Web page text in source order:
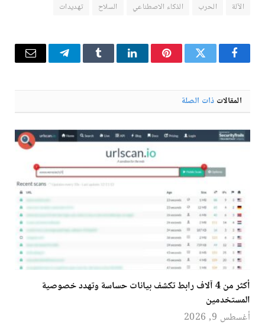
الآلة الحرب الذكاء الاصطناعي السلاح تهديدات
فيسبوكتويتر بينتيريستلينكدإن Tumblr تيلقرام البريد
المقالات ذات الصلة
أكثر من 4 آلاف رابط تكشف بيانات حساسة وتهدد خصوصية
المستخدمين
أغسطس 9, 2026